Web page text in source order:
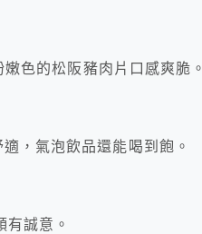
色的松阪豬肉片口感爽脆。
，氣泡飲品還能喝到飽。
誠意。